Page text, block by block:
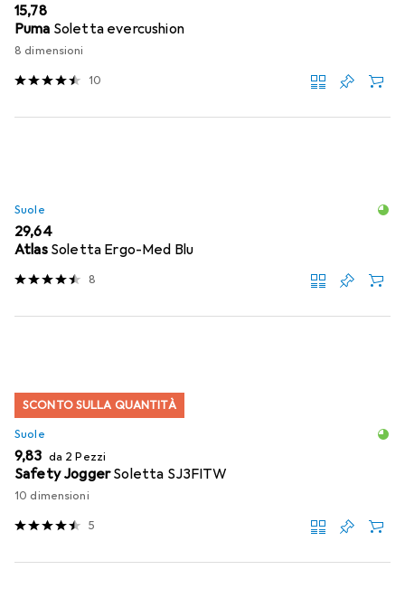
EUR
15,78
Puma Soletta evercushion
8 dimensioni
10
Suole
EUR
29,64
Atlas Soletta Ergo-Med Blu
8
SCONTO SULLA QUANTITÀ
Suole
EUR
9,83 da 2 Pezzi
Safety JoggerSoletta SJ3FITW
10 dimensioni
5